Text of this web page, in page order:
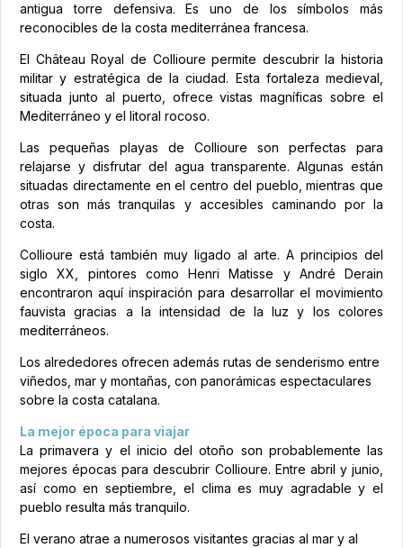
antigua torre defensiva. Es uno de los símbolos más
reconocibles de la costa mediterránea francesa.
El Château Royal de Collioure permite descubrir la historia
militar y estratégica de la ciudad. Esta fortaleza medieval,
situada junto al puerto, ofrece vistas magníficas sobre el
Mediterráneo y el litoral rocoso.
Las pequeñas playas de Collioure son perfectas para
relajarse y disfrutar del agua transparente. Algunas están
situadas directamente en el centro del pueblo, mientras que
otras son más tranquilas y accesibles caminando por la
costa.
Collioure está también muy ligado al arte. A principios del
siglo XX, pintores como Henri Matisse y André Derain
encontraron aquí inspiración para desarrollar el movimiento
fauvista gracias a la intensidad de la luz y los colores
mediterráneos.
Los alrededores ofrecen además rutas de senderismo entre
viñedos, mar y montañas, con panorámicas espectaculares
sobre la costa catalana.
La mejor época para viajar
La primavera y el inicio del otoño son probablemente las
mejores épocas para descubrir Collioure. Entre abril y junio,
así como en septiembre, el clima es muy agradable y el
pueblo resulta más tranquilo.
El verano atrae a numerosos visitantes gracias al mar y al